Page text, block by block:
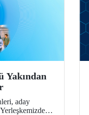
Yakından
aday